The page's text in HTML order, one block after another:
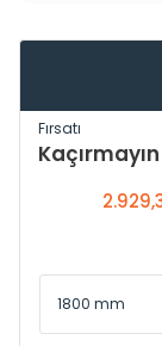
Fırsatı
Kaçırmayın